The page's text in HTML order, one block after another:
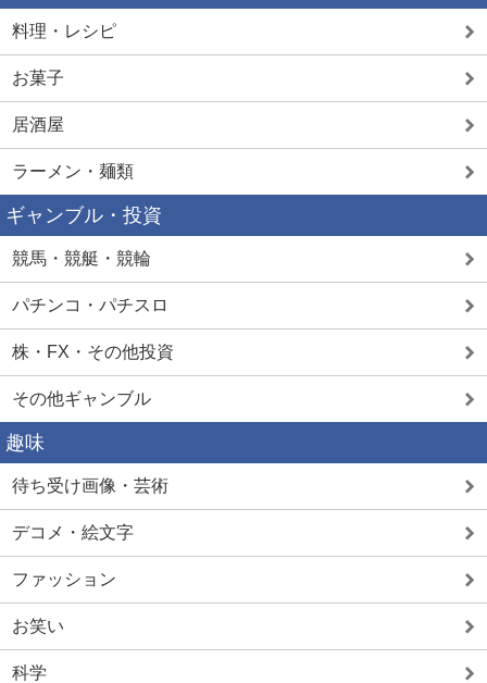
料理・レシピ
お菓子
居酒屋
ラーメン・麺類
ギャンブル・投資
競馬・競艇・競輪
パチンコ・パチスロ
株・FX・その他投資
その他ギャンブル
趣味
待ち受け画像・芸術
デコメ・絵文字
ファッション
お笑い
科学